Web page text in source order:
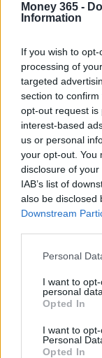
Money 365 -
Information
If you wish to
processing of
targeted
section to
opt-out request is
interest-based
us or personal
your opt-out. You
disclosure of
IAB’s list of
also be disclosed
Downstream
Please note that
not limited to
grant or deny
use your data for
consent section.
Personal
I want to
personal data.
Opted In
I want to
Personal
Opted In